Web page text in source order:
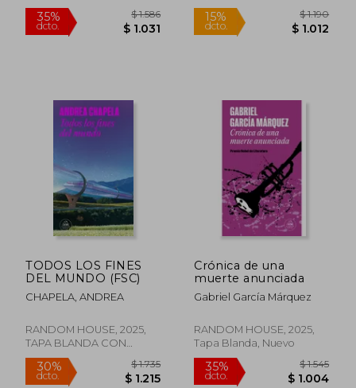
Rápido
TODOS LOS FINES
DEL MUNDO (FSC)
CHAPELA, ANDREA
RANDOM HOUSE, 2025,
TAPA BLANDA CON
SOLAPA, Nuevo
Crónica de una
muerte anunciada
Gabriel García Márquez
RANDOM HOUSE, 2025,
Tapa Blanda, Nuevo